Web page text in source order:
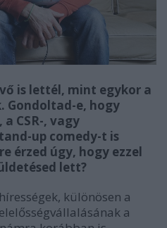
is lettél, mint egykor a
Gondoltad-e, hogy
CSR-, vagy
up comedy-t is
érzed úgy, hogy ezzel
lett?
különösen a
a